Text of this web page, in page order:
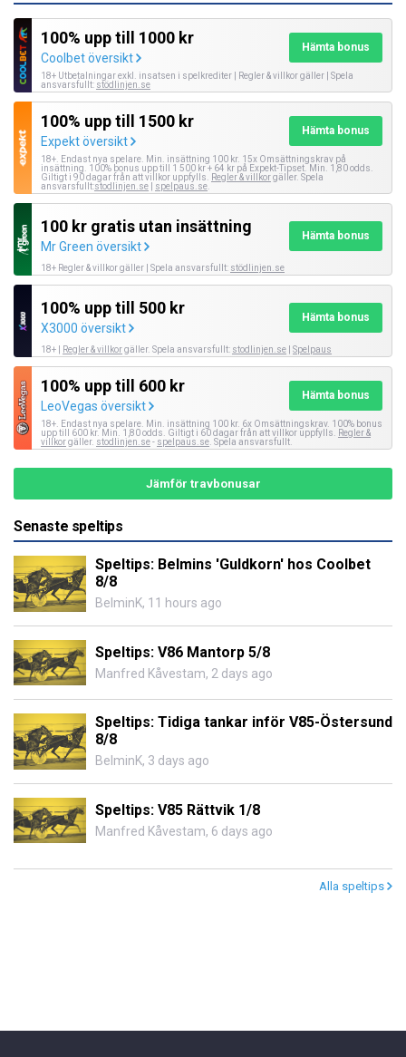
100% upp till 1000 kr
Coolbet översikt
Hämta bonus
18+ Utbetalningar exkl. insatsen i spelkrediter | Regler & villkor gäller | Spela
ansvarsfullt: stödlinjen.se
100% upp till 1500 kr
Expekt översikt
Hämta bonus
18+. Endast nya spelare. Min. insättning 100 kr. 15x Omsättningskrav på
insättning. 100% bonus upp till 1 500 kr + 64 kr på Expekt-Tipset. Min. 1,80 odds.
Giltigt i 90 dagar från att villkor uppfylls.
Regler & villkorgäller. Spela
ansvarsfullt:stodlinjen.se spelpaus.se
100 kr gratis utan insättning
Mr Green översikt
Hämta bonus
18+ Regler & villkor gäller | Spela ansvarsfullt: stödlinjen.se
100% upp till 500 kr
X3000 översikt
Hämta bonus
18+ | Regler & villkorgäller. Spela ansvarsfullt: stodlinjen.se Spelpaus
100% upp till 600 kr
LeoVegas översikt
Hämta bonus
18+. Endast nya spelare. Min. insättning 100 kr. 6x Omsättningskrav. 100% bonus
upp till 600 kr. Min. 1,80 odds. Giltigt i 60 dagar från att villkor uppfylls.
Regler &
villkorgäller. stodlinjen.se- spelpaus.se . Spela ansvarsfullt.
Jämför travbonusar
Senaste speltips
Speltips: Belmins 'Guldkorn' hos Coolbet
8/8
BelminK, 11 hours ago
Speltips: V86 Mantorp 5/8
Manfred Kåvestam, 2 days ago
Speltips: Tidiga tankar inför V85-Östersund
8/8
BelminK, 3 days ago
Speltips: V85 Rättvik 1/8
Manfred Kåvestam, 6 days ago
Alla speltips